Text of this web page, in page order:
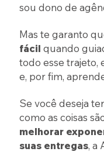
sou dono de
Mas te garanto
fácil quando
todo esse trajeto,
e, por fim,
Se você deseja
como as coisas
melhorar
suas entregas, a